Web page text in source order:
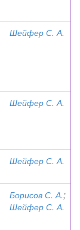
Шейфер С. А.
Шейфер С. А.
Шейфер С. А.
Борисов С. А.;
Шейфер С. А.